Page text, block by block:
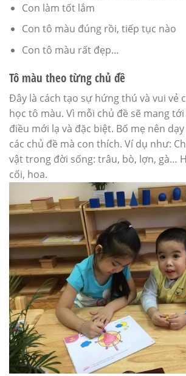
Con làm tốt lắm
Con tô màu đúng rồi, tiếp tục nào
Con tô màu rất đẹp…
Tô màu theo từng chủ đề
Đây là cách tạo sự hứng thú và vui vẻ
học tô màu. Vì mỗi chủ đề sẽ mang
điều mới lạ và đặc biệt. Bố mẹ nên
các chủ đề mà con thích. Ví dụ như:
vật trong đời sống: trâu, bò, lợn, gà…
cối, hoa.